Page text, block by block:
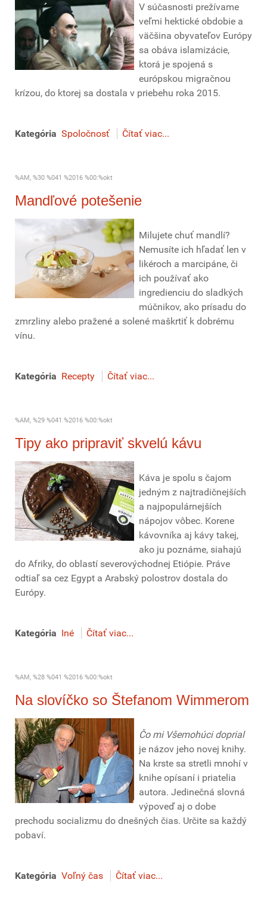
V súčasnosti prežívame
veľmi hektické obdobie a
väčšina obyvateľov Európy
sa obáva islamizácie,
ktorá je spojená s
európskou migračnou
krízou, do ktorej sa dostala v priebehu roka 2015.
Kategória Spoločnosť Čítať viac...
%AM, %30 %041 %2016 %00:%okt
Mandľové potešenie
Milujete chuť mandlí?
Nemusíte ich hľadať len v
likéroch a marcipáne, či
ich používať ako
ingredienciu do sladkých
múčnikov, ako prísadu do
zmrzliny alebo pražené a solené maškrtiť k dobrému
vínu.
Kategória Recepty Čítať viac...
%AM, %29 %041 %2016 %00:%okt
Tipy ako pripraviť skvelú kávu
Káva je spolu s čajom
jedným z najtradičnejších
a najpopulárnejších
nápojov vôbec. Korene
kávovníka aj kávy takej,
ako ju poznáme, siahajú
do Afriky, do oblastí severovýchodnej Etiópie. Práve
odtiaľ sa cez Egypt a Arabský polostrov dostala do
Európy.
Kategória Iné Čítať viac...
%AM, %28 %041 %2016 %00:%okt
Na slovíčko so Štefanom Wimmerom
Čo mi Všemohúci doprial
je názov jeho novej knihy.
Na krste sa stretli mnohí v
knihe opísaní i priatelia
autora. Jedinečná slovná
výpoveď aj o dobe
prechodu socializmu do dnešných čias. Určite sa každý
pobaví.
Kategória Voľný čas Čítať viac...